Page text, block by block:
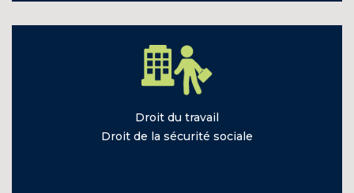
Droit du travail
Droit de la sécurité sociale